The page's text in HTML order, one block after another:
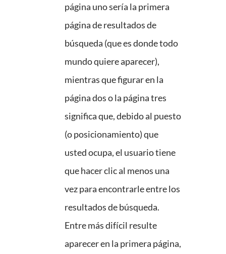
página uno sería la primera
página de resultados de
búsqueda (que es donde todo
mundo quiere aparecer),
mientras que figurar en la
página dos o la página tres
significa que, debido al puesto
(o posicionamiento) que
usted ocupa, el usuario tiene
que hacer clic al menos una
vez para encontrarle entre los
resultados de búsqueda.
Entre más difícil resulte
aparecer en la primera página,